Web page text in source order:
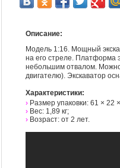
Описание:
Модель 1:16. Мощный
на его стреле. Платформа
небольшим отвалом. Можно
двигателю). Экскаватор
Характеристики:
› Размер упаковки: 61 × 22
› Вес: 1,89 кг;
› Возраст: от 2 лет.